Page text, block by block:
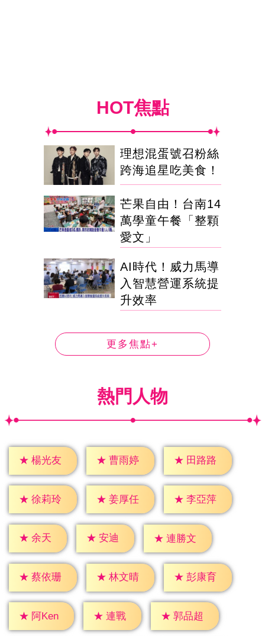
HOT焦點
理想混蛋號召粉絲
跨海追星吃美食！
芒果自由！台南14
萬學童午餐「整顆
愛文」
AI時代！威力馬導
入智慧營運系統提
升效率
更多焦點+
熱門人物
★ 楊光友 ★ 曹雨婷 ★ 田路路
★ 徐莉玲 ★ 姜厚任 ★ 李亞萍
★ 余天 ★ 安迪 ★ 連勝文
★ 蔡依珊 ★ 林文晴 ★ 彭康育
★ 阿Ken ★ 連戰 ★ 郭品超